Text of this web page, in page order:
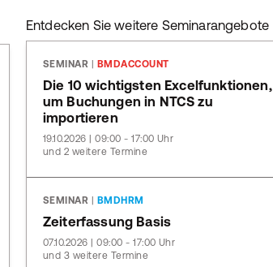
Entdecken Sie weitere Seminarangebote
SEMINAR BMDACCOUNT
Die 10 wichtigsten Excelfunktionen,
um Buchungen in NTCS zu
importieren
19.10.2026 | 09:00 - 17:00 Uhr
und 2 weitere Termine
SEMINAR BMDHRM
Zeiterfassung Basis
07.10.2026 | 09:00 - 17:00 Uhr
und 3 weitere Termine